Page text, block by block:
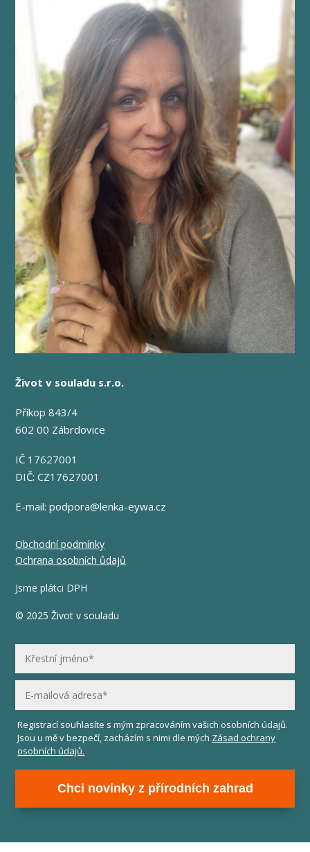
Život v souladu s.r.o.
Příkop 843/4
602 00 Zábrdovice
IČ 17627001
DIČ: CZ17627001
E-mail:podpora@lenka-eywa.cz
Obchodní podmínky
Ochrana osobních ůdajů
Jsme plátci DPH
© 2025 Život v souladu
Registrací souhlasíte s mým zpracováním vašich osobních údajů.
Jsou u mě v bezpečí, zacházím s nimi dle mých Zásad ochrany
osobních údajů.
Chci novinky z přírodních zahrad